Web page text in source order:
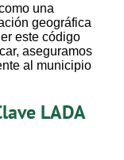
una
geográfica
este código
aseguramos
al municipio
LADA